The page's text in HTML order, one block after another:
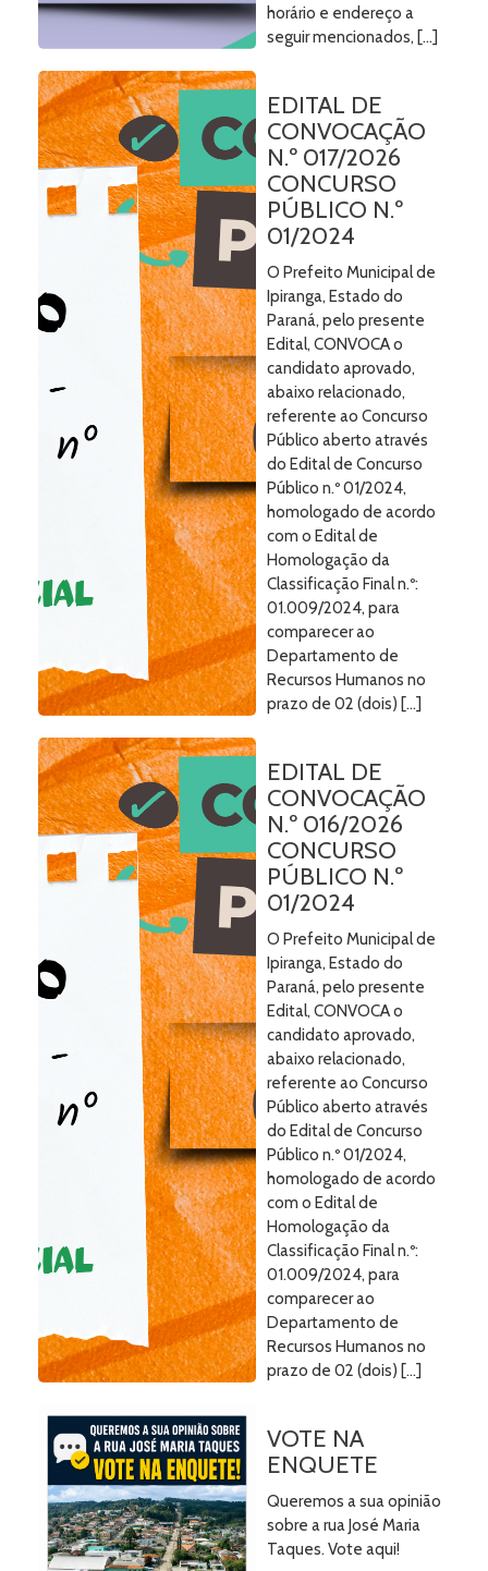
horário e endereço a
seguir mencionados, […]
EDITAL DE
CONVOCAÇÃO
N.º 017/2026
CONCURSO
PÚBLICO N.º
01/2024
O Prefeito Municipal de
Ipiranga, Estado do
Paraná, pelo presente
Edital, CONVOCA o
candidato aprovado,
abaixo relacionado,
referente ao Concurso
Público aberto através
do Edital de Concurso
Público n.º 01/2024,
homologado de acordo
com o Edital de
Homologação da
Classificação Final n.º:
01.009/2024, para
comparecer ao
Departamento de
Recursos Humanos no
prazo de 02 (dois) […]
EDITAL DE
CONVOCAÇÃO
N.º 016/2026
CONCURSO
PÚBLICO N.º
01/2024
O Prefeito Municipal de
Ipiranga, Estado do
Paraná, pelo presente
Edital, CONVOCA o
candidato aprovado,
abaixo relacionado,
referente ao Concurso
Público aberto através
do Edital de Concurso
Público n.º 01/2024,
homologado de acordo
com o Edital de
Homologação da
Classificação Final n.º:
01.009/2024, para
comparecer ao
Departamento de
Recursos Humanos no
prazo de 02 (dois) […]
VOTE NA
ENQUETE
Queremos a sua opinião
sobre a rua José Maria
Taques. Vote aqui!